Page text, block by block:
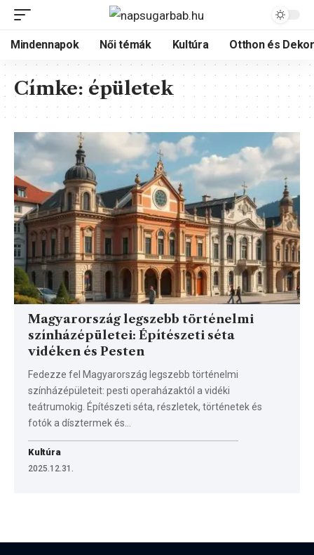
Mindennapok Női témák Kultúra Otthon és
Címke: épületek
Magyarország legszebb történelmi
színházépületei: Építészeti séta
vidéken és Pesten
Fedezze fel Magyarország legszebb történelmi
színházépületeit: pesti operaházaktól a vidéki
teátrumokig. Építészeti séta, részletek, történetek és
fotók a dísztermek és…
Kultúra
2025.12.31.